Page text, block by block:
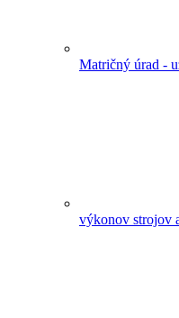
Matričný úrad -
výkonov strojov